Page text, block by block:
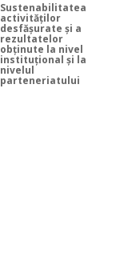
Sustenabilitatea
activităţilor
desfăşurate şi a
rezultatelor
obţinute la nivel
instituţional şi la
nivelul
parteneriatului